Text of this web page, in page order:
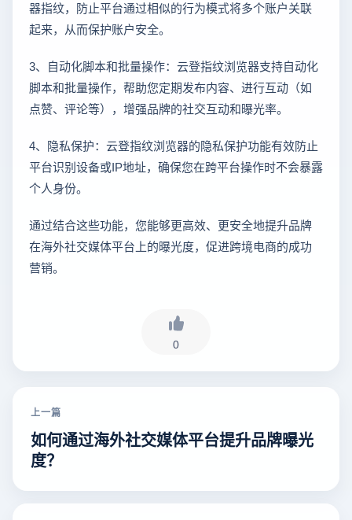
器指纹，防止平台通过相似的行为模式将多个账户关联
起来，从而保护账户安全。
3、自动化脚本和批量操作：云登指纹浏览器支持自动化
脚本和批量操作，帮助您定期发布内容、进行互动（如
点赞、评论等），增强品牌的社交互动和曝光率。
4、隐私保护：云登指纹浏览器的隐私保护功能有效防止
平台识别设备或IP地址，确保您在跨平台操作时不会暴露
个人身份。
通过结合这些功能，您能够更高效、更安全地提升品牌
在海外社交媒体平台上的曝光度，促进跨境电商的成功
营销。
0
上一篇
如何通过海外社交媒体平台提升品牌曝光
度？